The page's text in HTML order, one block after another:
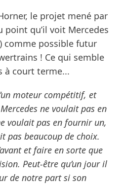
le projet mené par
point qu’il voit Mercedes
comme possible futur
! Ce qui semble
à court terme...
moteur compétitif, et
ne voulait pas en
voulait pas en fournir un,
pas beaucoup de choix.
et faire en sorte que
Peut-être qu’un jour il
de notre part si son